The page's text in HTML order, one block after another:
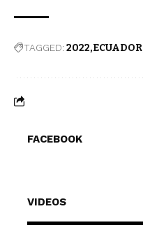
TAGGED:2022 ECUADOR
FACEBOOK
VIDEOS